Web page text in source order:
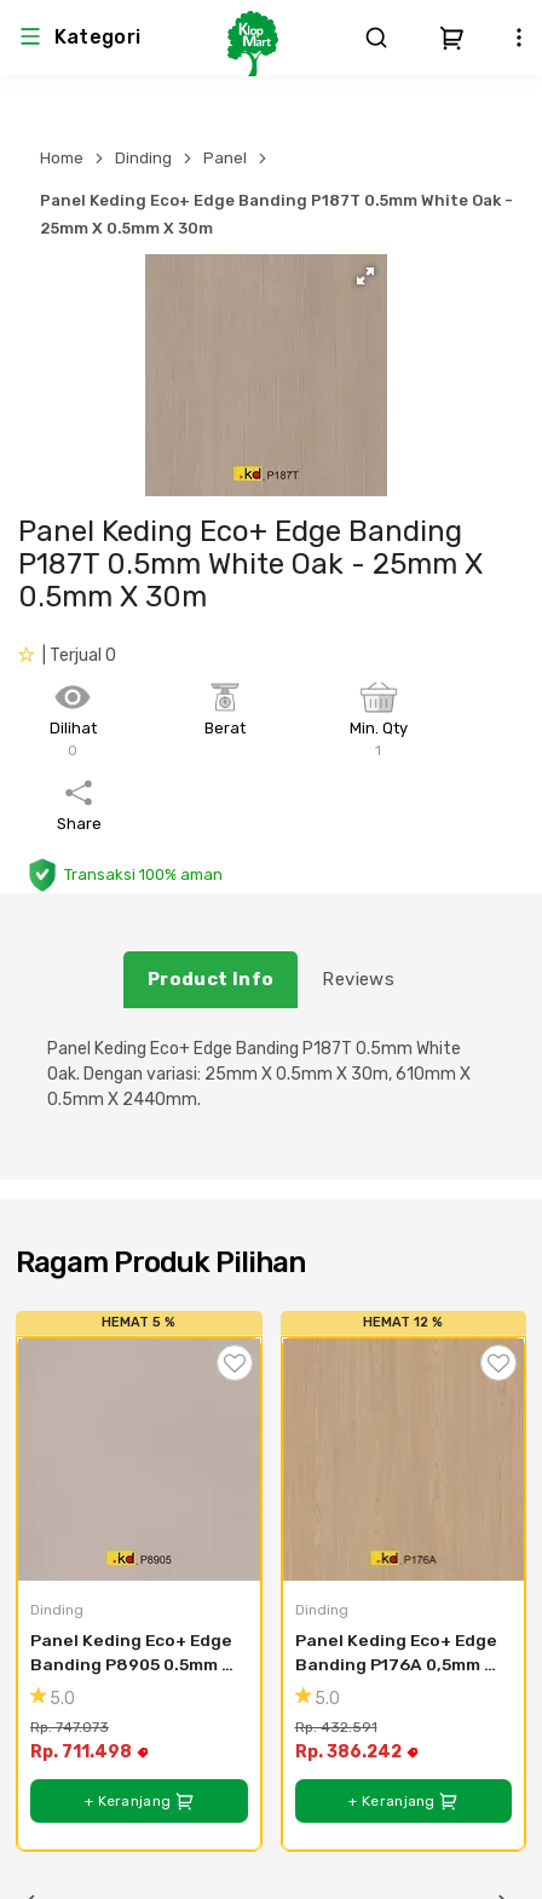
Kategori
Atap & Rangka
Lem
Plafon & Partisi
Aksesoris Dapur
Cat dan Kimia
Produk Teknikal & Kimia
Produk K3
Material Alam
Produk Pracetak
Sistem Pengudaraan
Sistem Elektro
Sistem Elektrikal
Lampu & Listrik
Home Dinding Panel
Panel Keding Eco+ Edge Banding P187T 0.5mm White Oak -
25mm X 0.5mm X 30m
Panel Keding Eco+ Edge Banding
P187T 0.5mm White Oak - 25mm X
0.5mm X 30m
| Terjual 0
Dilihat
0
Berat Min. Qty
1
Share
Transaksi 100% aman
Product Info Reviews
Panel Keding Eco+ Edge Banding P187T 0.5mm White
Oak. Dengan variasi: 25mm X 0.5mm X 30m, 610mm X
0.5mm X 2440mm.
Ragam Produk Pilihan
HEMAT 5 %
Dinding
Panel Keding Eco+ Edge
Banding P8905 0.5mm
Lychee Leather
0.5mm X 2440mm
5.0
Rp. 747.073
Rp. 711.498
+ Keranjang
HEMAT 12 %
Dinding
Panel Keding Eco+ Edge
Banding P176A 0,5mm
Elm - 25mm X 0.5mm X
5.0
Rp. 432.591
Rp. 386.242
+ Keranjang